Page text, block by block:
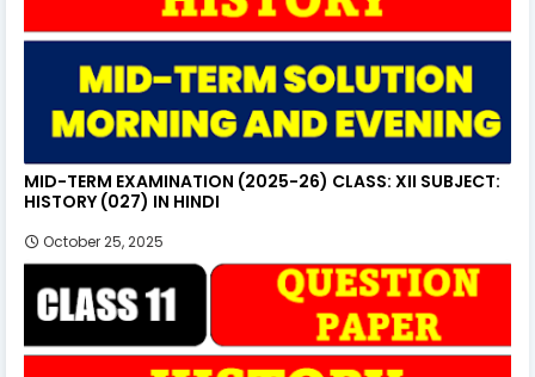
MID-TERM EXAMINATION (2025-26) CLASS: XII SUBJECT:
HISTORY (027) IN HINDI
October 25, 2025